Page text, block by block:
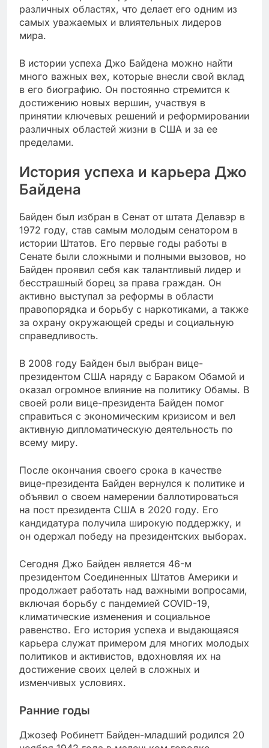
различных областях, что делает его одним из
самых уважаемых и влиятельных лидеров
мира.
В истории успеха Джо Байдена можно найти
много важных вех, которые внесли свой вклад
в его биографию. Он постоянно стремится к
достижению новых вершин, участвуя в
принятии ключевых решений и реформировании
различных областей жизни в США и за ее
пределами.
История успеха и карьера Джо
Байдена
Байден был избран в Сенат от штата Делавэр в
1972 году, став самым молодым сенатором в
истории Штатов. Его первые годы работы в
Сенате были сложными и полными вызовов, но
Байден проявил себя как талантливый лидер и
бесстрашный борец за права граждан. Он
активно выступал за реформы в области
правопорядка и борьбу с наркотиками, а также
за охрану окружающей среды и социальную
справедливость.
В 2008 году Байден был выбран вице-
президентом США наряду с Бараком Обамой и
оказал огромное влияние на политику Обамы. В
своей роли вице-президента Байден помог
справиться с экономическим кризисом и вел
активную дипломатическую деятельность по
всему миру.
После окончания своего срока в качестве
вице-президента Байден вернулся к политике и
объявил о своем намерении баллотироваться
на пост президента США в 2020 году. Его
кандидатура получила широкую поддержку, и
он одержал победу на президентских выборах.
Сегодня Джо Байден является 46-м
президентом Соединенных Штатов Америки и
продолжает работать над важными вопросами,
включая борьбу с пандемией COVID-19,
климатические изменения и социальное
равенство. Его история успеха и выдающаяся
карьера служат примером для многих молодых
политиков и активистов, вдохновляя их на
достижение своих целей в сложных и
изменчивых условиях.
Ранние годы
Джозеф Робинетт Байден-младший родился 20